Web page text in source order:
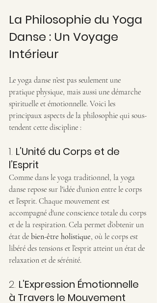
La Philosophie du Yoga
Danse : Un Voyage
Intérieur
Le yoga danse n’est pas seulement une
pratique physique, mais aussi une démarche
spirituelle et émotionnelle. Voici les
principaux aspects de la philosophie qui sous-
tendent cette discipline :
1. L’Unité du Corps et de
l’Esprit
Comme dans le yoga traditionnel, la yoga
danse repose sur l'idée d'union entre le corps
et l’esprit. Chaque mouvement est
accompagné d'une conscience totale du corps
et de la respiration. Cela permet d’obtenir un
état de bien-être holistique, où le corps est
libéré des tensions et l’esprit atteint un état de
relaxation et de sérénité.
2. L’Expression Émotionnelle
à Travers le Mouvement